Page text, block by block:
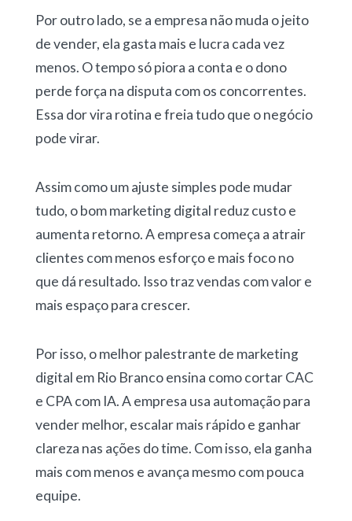
Por outro lado, se a empresa não muda o jeito
de vender, ela gasta mais e lucra cada vez
menos. O tempo só piora a conta e o dono
perde força na disputa com os concorrentes.
Essa dor vira rotina e freia tudo que o negócio
pode virar.
Assim como um ajuste simples pode mudar
tudo, o bom marketing digital reduz custo e
aumenta retorno. A empresa começa a atrair
clientes com menos esforço e mais foco no
que dá resultado. Isso traz vendas com valor e
mais espaço para crescer.
Por isso, o melhor palestrante de marketing
digital em Rio Branco ensina como cortar CAC
e CPA com IA. A empresa usa automação para
vender melhor, escalar mais rápido e ganhar
clareza nas ações do time. Com isso, ela ganha
mais com menos e avança mesmo com pouca
equipe.